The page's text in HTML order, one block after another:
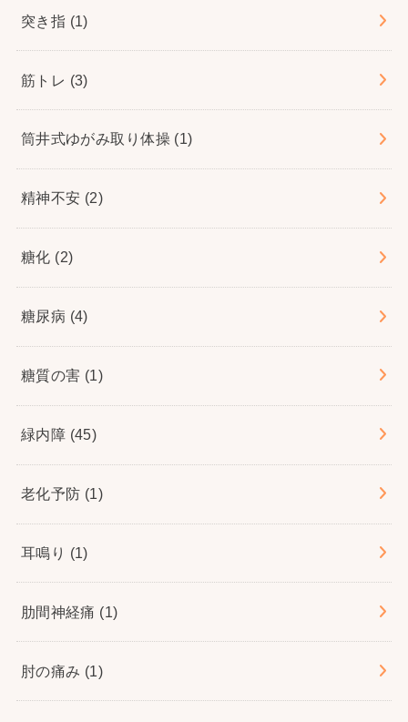
突き指 (1)
筋トレ (3)
筒井式ゆがみ取り体操 (1)
精神不安 (2)
糖化 (2)
糖尿病 (4)
糖質の害 (1)
緑内障 (45)
老化予防 (1)
耳鳴り (1)
肋間神経痛 (1)
肘の痛み (1)